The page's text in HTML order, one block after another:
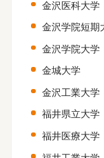
金沢医科大学
金沢学院短期
金沢学院大学
金城大学
金沢工業大学
福井県立大学
福井医療大学